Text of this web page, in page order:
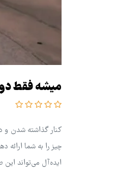
میشه فقط
کنار گذاشته شدن
چیز را به شما
ایده‌آل می‌تواند این